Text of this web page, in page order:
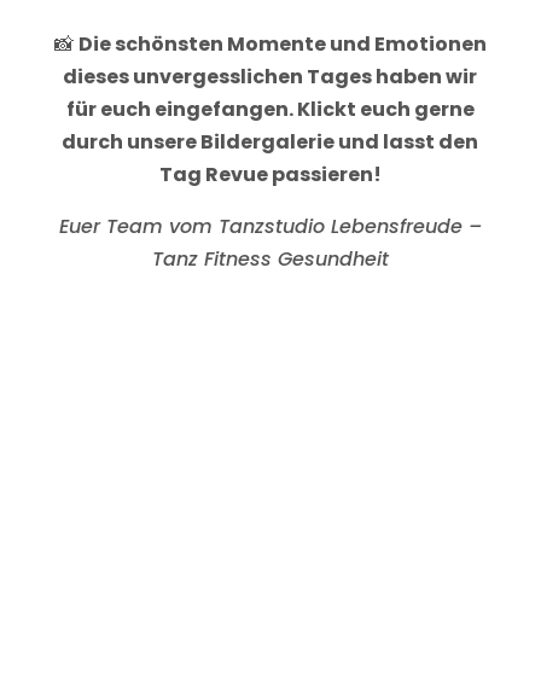
📸 Die schönsten Momente und Emotionen
dieses unvergesslichen Tages haben wir
für euch eingefangen. Klickt euch gerne
durch unsere Bildergalerie und lasst den
Tag Revue passieren!
Euer Team vom Tanzstudio Lebensfreude –
Tanz Fitness Gesundheit